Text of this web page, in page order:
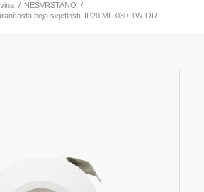
/ NESVRSTANO /
boja svjetlosti, IP20 ML-030-1W-OR